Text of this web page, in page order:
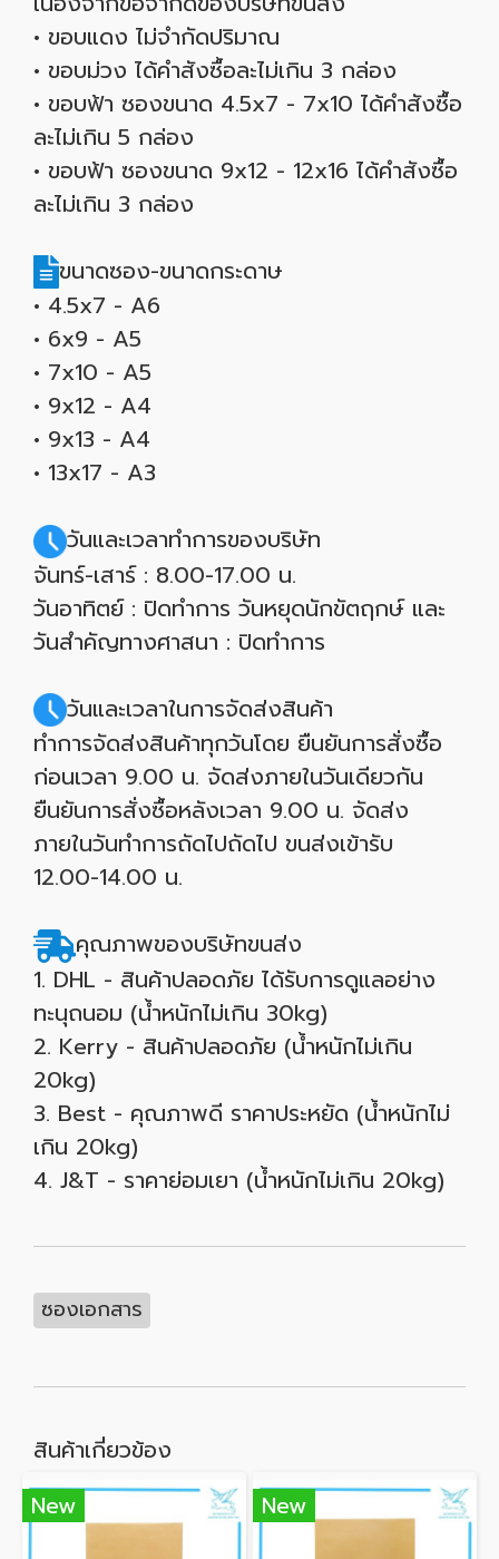
• ขอบแดง ไม่จำกัดปริมาณ
• ขอบม่วง ได้คำสังซื้อละไม่เกิน 3 กล่อง
• ขอบฟ้า ซองขนาด 4.5x7 - 7x10 ได้คำสังซื้อ
ละไม่เกิน 5 กล่อง
• ขอบฟ้า ซองขนาด 9x12 - 12x16 ได้คำสังซื้อ
ละไม่เกิน 3 กล่อง
ขนาดซอง-ขนาดกระดาษ
• 4.5x7 - A6
• 6x9 - A5
• 7x10 - A5
• 9x12 - A4
• 9x13 - A4
• 13x17 - A3
วันและเวลาทำการของบริษัท
จันทร์-เสาร์ : 8.00-17.00 น.
วันอาทิตย์ : ปิดทำการ วันหยุดนักขัตฤกษ์ และ
วันสำคัญทางศาสนา : ปิดทำการ
วันและเวลาในการจัดส่งสินค้า
ทำการจัดส่งสินค้าทุกวันโดย ยืนยันการสั่งซื้อ
ก่อนเวลา 9.00 น. จัดส่งภายในวันเดียวกัน
ยืนยันการสั่งซื้อหลังเวลา 9.00 น. จัดส่ง
ภายในวันทำการถัดไปถัดไป ขนส่งเข้ารับ
12.00-14.00 น.
คุณภาพของบริษัทขนส่ง
1. DHL - สินค้าปลอดภัย ได้รับการดูแลอย่าง
ทะนุถนอม (น้ำหนักไม่เกิน 30kg)
2. Kerry - สินค้าปลอดภัย (น้ำหนักไม่เกิน
20kg)
3. Best - คุณภาพดี ราคาประหยัด (น้ำหนักไม่
เกิน 20kg)
4. J&T - ราคาย่อมเยา (น้ำหนักไม่เกิน 20kg)
ซองเอกสาร
สินค้าเกี่ยวข้อง
New
New